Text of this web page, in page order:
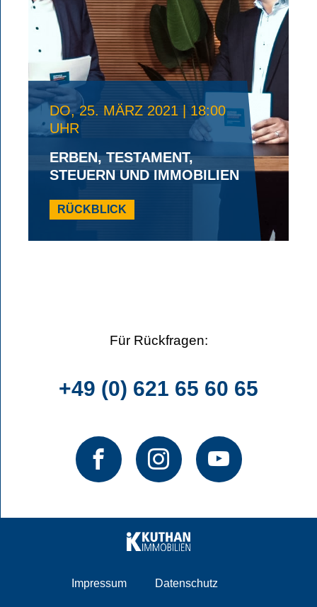
DO, 25. MÄRZ 2021 | 18:00
UHR
ERBEN, TESTAMENT,
STEUERN UND IMMOBILIEN
RÜCKBLICK
Für Rückfragen:
+49 (0) 621 65 60 65
Impressum Datenschutz